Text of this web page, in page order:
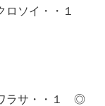
ソイ・・１
ラサ・・１ ◎